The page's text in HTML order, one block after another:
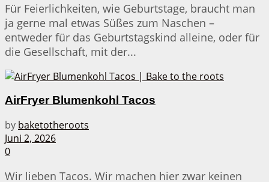
Für Feierlichkeiten, wie Geburtstage, braucht man
ja gerne mal etwas Süßes zum Naschen –
entweder für das Geburtstagskind alleine, oder für
die Gesellschaft, mit der...
AirFryer Blumenkohl Tacos
by baketotheroots
Juni 2, 2026
0
Wir lieben Tacos. Wir machen hier zwar keinen